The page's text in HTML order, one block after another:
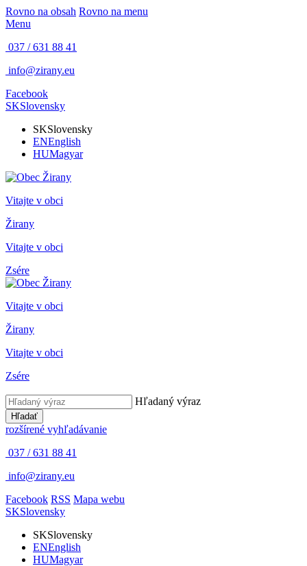
Rovno na obsah Rovno na menu
Menu
037 / 631 88 41
info@zirany.eu
Facebook
SKSlovensky
SKSlovensky
ENEnglish
HUMagyar
Vitajte v obci
Žirany
Vitajte v obci
Zsére
Vitajte v obci
Žirany
Vitajte v obci
Zsére
Hľadaný výraz
Hľadať
rozšírené vyhľadávanie
037 / 631 88 41
info@zirany.eu
Facebook RSS Mapa webu
SKSlovensky
SKSlovensky
ENEnglish
HUMagyar